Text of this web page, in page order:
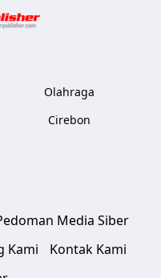
Olahraga
Cirebon
Media Siber
Kami
Kontak Kami